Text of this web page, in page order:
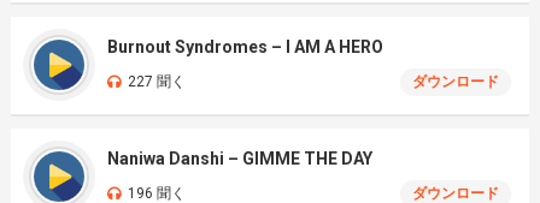
Burnout Syndromes – I AM A HERO
227 聞く ダウンロード
Naniwa Danshi – GIMME THE DAY
196 聞く ダウンロード